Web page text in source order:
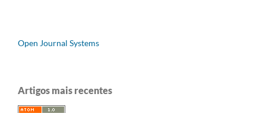
Open Journal Systems
Artigos mais recentes